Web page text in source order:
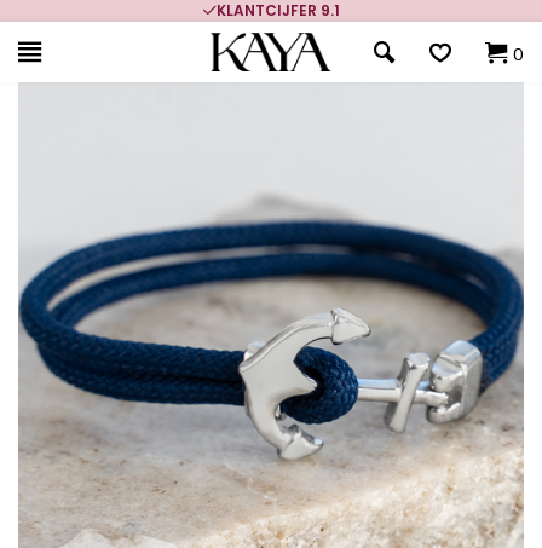
KLANTCIJFER 9.1
0